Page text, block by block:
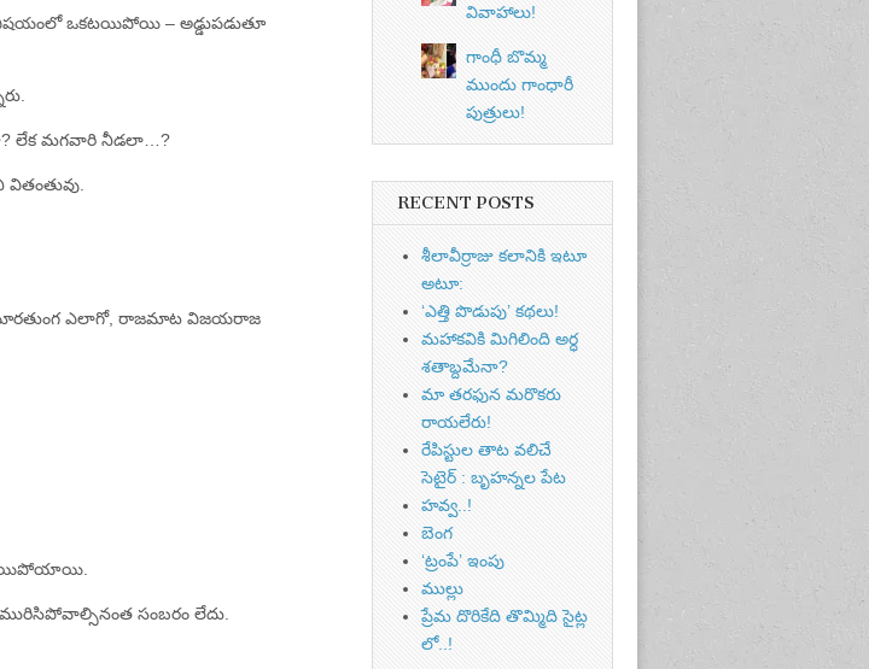
ఒకటయిపోయి – అడ్డుపడుతూ
లేక మగవారి నీడలా…?
ఎలాగో, రాజమాట విజయరాజ
అయిపోయాయి.
సంబరం లేదు.
వివాహాలు!
గాంధీ బొమ్మ
ముందు గాంధారీ
పుత్రులు!
RECENT POSTS
శీలావీర్రాజు కలానికి ఇటూ
అటూ:
‘ఎత్తి పొడుపు’ కథలు!
మహాకవికి మిగిలింది అర్ధ
శతాబ్దమేనా?
మా తరఫున మరొకరు
రాయలేరు!
రేపిస్టుల తాట వలిచే
సెటైర్ : బృహన్నల పేట
హవ్వ..!
బెంగ
‘ట్రంపే’ ఇంపు
ముల్లు
ప్రేమ దొరికేది తొమ్మిది సైట్ల
లో..!